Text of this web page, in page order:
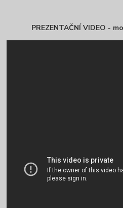
PREZENTAČNÍ VIDEO -